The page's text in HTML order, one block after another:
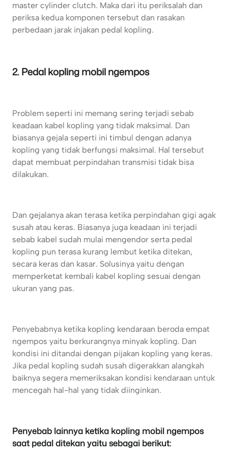
master cylinder clutch. Maka dari itu periksalah dan
periksa kedua komponen tersebut dan rasakan
perbedaan jarak injakan pedal kopling.
2. Pedal kopling mobil ngempos
Problem seperti ini memang sering terjadi sebab
keadaan kabel kopling yang tidak maksimal. Dan
biasanya gejala seperti ini timbul dengan adanya
kopling yang tidak berfungsi maksimal. Hal tersebut
dapat membuat perpindahan transmisi tidak bisa
dilakukan.
Dan gejalanya akan terasa ketika perpindahan gigi agak
susah atau keras. Biasanya juga keadaan ini terjadi
sebab kabel sudah mulai mengendor serta pedal
kopling pun terasa kurang lembut ketika ditekan,
secara keras dan kasar. Solusinya yaitu dengan
memperketat kembali kabel kopling sesuai dengan
ukuran yang pas.
Penyebabnya ketika kopling kendaraan beroda empat
ngempos yaitu berkurangnya minyak kopling. Dan
kondisi ini ditandai dengan pijakan kopling yang keras.
Jika pedal kopling sudah susah digerakkan alangkah
baiknya segera memeriksakan kondisi kendaraan untuk
mencegah hal-hal yang tidak diinginkan.
Penyebab lainnya ketika kopling mobil ngempos
saat pedal ditekan yaitu sebagai berikut: